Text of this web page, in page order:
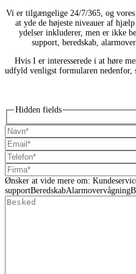
Vi er tilgængelige 24/7/365, og
at yde de højeste niveauer af
ydelser inkluderer, men er ikke
support, beredskab,
Hvis I er interesserede i at høre
udfyld venligst formularen
Hidden fields
Ønsker at vide mere om:
supportBeredskabAlarmovervågning